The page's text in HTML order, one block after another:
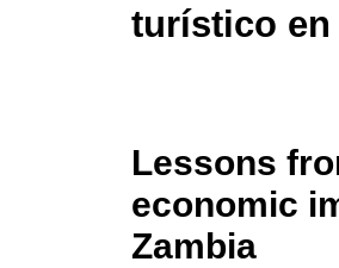
turístico
Lessons
economic
Zambia